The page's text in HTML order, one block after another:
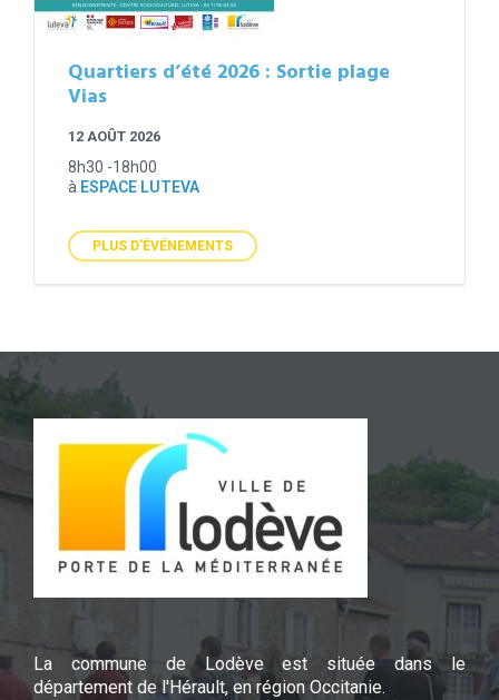
Quartiers d’été 2026 : Sortie plage
Vias
12 AOÛT 2026
8h30 -18h00
à ESPACE LUTEVA
PLUS D'ÉVÉNEMENTS
La commune de Lodève est située dans le
département de l'Hérault, en région Occitanie.